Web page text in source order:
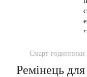
Смарт-годинники
Ремінець